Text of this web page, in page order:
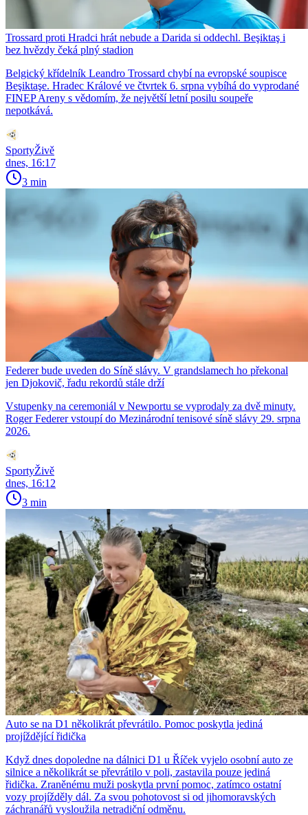
Trossard proti Hradci hrát nebude a Darida si oddechl. Beşiktaş i
bez hvězdy čeká plný stadion
Belgický křídelník Leandro Trossard chybí na evropské soupisce
Beşiktaşe. Hradec Králové ve čtvrtek 6. srpna vybíhá do vyprodané
FINEP Areny s vědomím, že největší letní posilu soupeře
nepotkává.
SportyŽivě
dnes, 16:17
3 min
Federer bude uveden do Síně slávy. V grandslamech ho překonal
jen Djokovič, řadu rekordů stále drží
Vstupenky na ceremoniál v Newportu se vyprodaly za dvě minuty.
Roger Federer vstoupí do Mezinárodní tenisové síně slávy 29. srpna
2026.
SportyŽivě
dnes, 16:12
3 min
Auto se na D1 několikrát převrátilo. Pomoc poskytla jediná
projíždějící řidička
Když dnes dopoledne na dálnici D1 u Říček vyjelo osobní auto ze
silnice a několikrát se převrátilo v poli, zastavila pouze jediná
řidička. Zraněnému muži poskytla první pomoc, zatímco ostatní
vozy projížděly dál. Za svou pohotovost si od jihomoravských
záchranářů vysloužila netradiční odměnu.